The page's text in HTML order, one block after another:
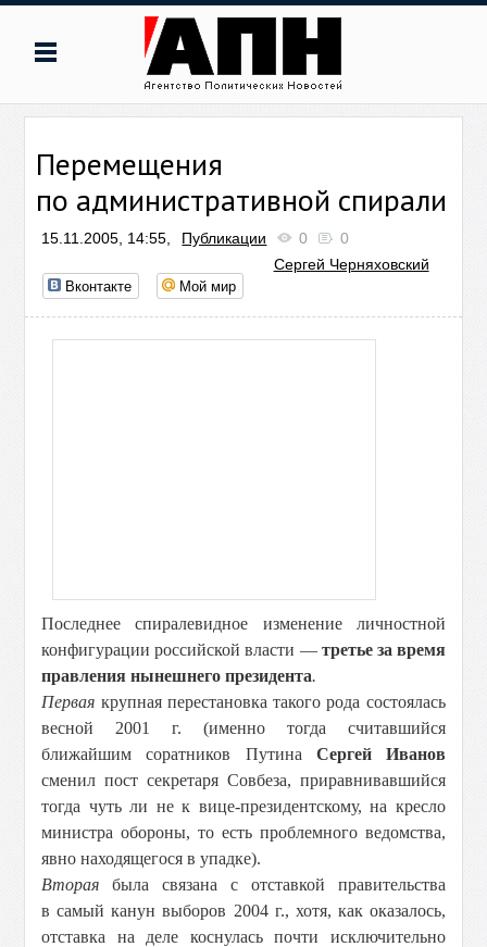
Перемещения
по административной спирали
15.11.2005, 14:55, Публикации 0
0
Сергей Черняховский
Вконтакте Мой мир
Последнее спиралевидное изменение личностной
конфигурации российской власти — третье за время
правления нынешнего президента.
Первая крупная перестановка такого рода состоялась
весной 2001 г. (именно тогда считавшийся
ближайшим соратников Путина Сергей Иванов
сменил пост секретаря Совбеза, приравнивавшийся
тогда чуть ли не к вице-президентскому, на кресло
министра обороны, то есть проблемного ведомства,
явно находящегося в упадке).
Вторая была связана с отставкой правительства
в самый канун выборов 2004 г., хотя, как оказалось,
отставка на деле коснулась почти исключительно